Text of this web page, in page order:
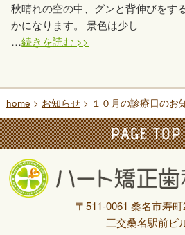
秋晴れの空の中、グンと背伸びをす
かになります。 景色は少し
…続きを読む >>
home > お知らせ> １０月の診療日のお
〒511-0061 桑名市寿
三交桑名駅前ビ